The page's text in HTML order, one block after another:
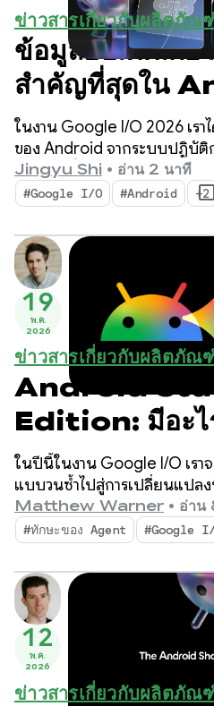
ข่าวสารเกี่ยวกับผลิตภัณ
ข้อมูลอัปเดตเกี่
สำคัญที่สุดใน
สำหรับการสร้า
อัจฉริยะจาก
‘26
ในงาน Google I/O 2026 เรา
ของ Android จากระบบปฏิบัติ
นอกจากนี้ เรายังแสดงให้เห็นวิ
แบบเนทีฟด้วยระบบและนำพลั
ในแอปของคุณ
Jingyu Shi • อ่าน 2 นาที
#Google I/O #Android +2
19
พ.ค.
2026
ข่าวสารเกี่ยวกับผลิตภัณ
Android
Edition: มีอะไ
มือสำหรับนักพัฒ
Android
ในปีนี้ในงาน Google I/O เรา
แบบวนซ้ำไปสู่การเปลี่ยนแปล
เครื่องมือใหม่ล่าสุดของเราสร้
มีฟีเจอร์ที่ช่วยเพิ่มประสิทธิภา
ฐานะนักพัฒนาแอป Android
Agent AI ที่คุณติดตั้งใช้งานใ
Matthew Warner • อ่าน
#ทักษะของ Agent #Google
12
พ.ค.
2026
ข่าวสารเกี่ยวกับผลิตภัณ